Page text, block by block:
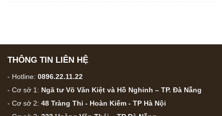
THÔNG TIN LIÊN HỆ
- Hotline: 0896.22.11.22
- Cơ sở 1: Ngã tư Võ Văn Kiệt và Hồ Nghinh – TP. Đà Nẵng
- Cơ sở 2: 48 Tràng Thi - Hoàn Kiếm - TP Hà Nội